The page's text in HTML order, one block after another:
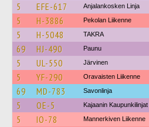
5 EFE-617 Anjalankosken Linja
5 H-3886 Pekolan Liikenne
5 H-5048 TAKRA
69 HJ-490 Paunu
5 UL-550 Järvinen
5 YF-290 Oravaisten Liikenne
69 MD-783 Savonlinja
5 OE-5 Kajaanin Kaupunkilinjat
5 IO-78 Mannerkiven Liikenne